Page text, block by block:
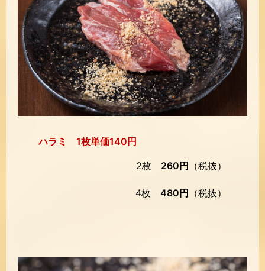
ハラミ 1枚単価140円
2枚 260円 （税抜）
4枚 480円 （税抜）